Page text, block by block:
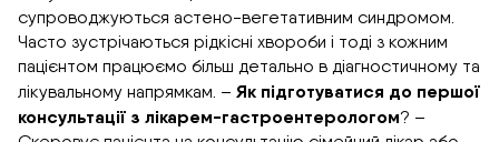
супроводжуються астено-вегетативним синдромом.
Часто зустрічаються рідкісні хвороби і тоді з кожним
пацієнтом працюємо більш детально в діагностичному та
лікувальному напрямкам. – Як підготуватися до першої
консультації з лікарем-гастроентерологом? –